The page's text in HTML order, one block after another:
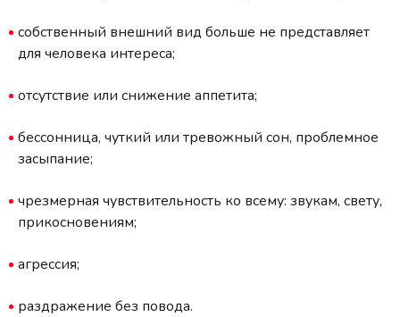
собственный внешний вид больше не представляет
для человека интереса;
отсутствие или снижение аппетита;
бессонница, чуткий или тревожный сон, проблемное
засыпание;
чрезмерная чувствительность ко всему: звукам, свету,
прикосновениям;
агрессия;
раздражение без повода.